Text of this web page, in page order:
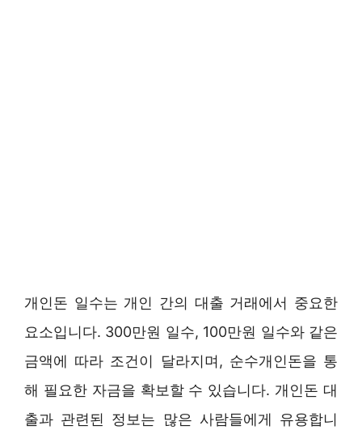
개인돈 일수는 개인 간의 대출 거래에서 중요한
요소입니다. 300만원 일수, 100만원 일수와 같은
금액에 따라 조건이 달라지며, 순수개인돈을 통
해 필요한 자금을 확보할 수 있습니다. 개인돈 대
출과 관련된 정보는 많은 사람들에게 유용합니